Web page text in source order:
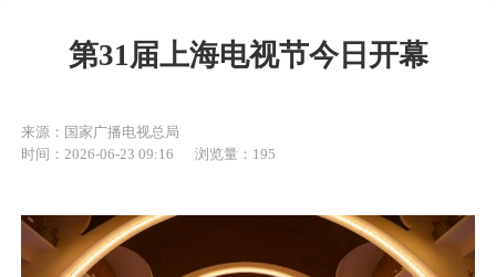
第31届上海电视节今日开幕
来源：国家广播电视总局
时间：2026-06-23 09:16
浏览量：195